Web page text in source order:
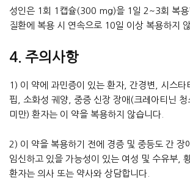
성인은 1회 1캡슐(300 mg)을 1일 2~3회 복용
질환에 복용 시 연속으로 10일 이상 복용하지
4. 주의사항
1) 이 약에 과민증이 있는 환자, 간경변, 시스타
핍, 소화성 궤양, 중증 신장 장애(크레아티닌
미만) 환자는 이 약을 복용하지 않습니다.
2) 이 약을 복용하기 전에 경증 및 중등도 간 장
임신하고 있을 가능성이 있는 여성 및 수유부,
환자는 의사 또는 약사와 상담합니다.